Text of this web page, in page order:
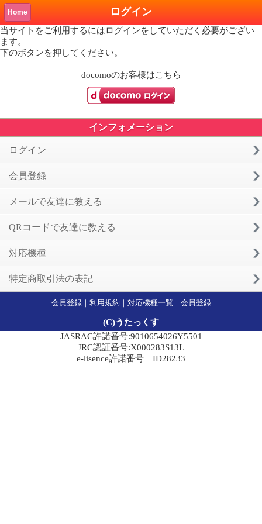
Home ログイン
当サイトをご利用するにはログインをしていただく必要がござい
ます。
下のボタンを押してください。
docomoのお客様はこちら
インフォメーション
ログイン
会員登録
メールで友達に教える
QRコードで友達に教える
対応機種
特定商取引法の表記
会員登録｜ 利用規約 ｜ 対応機種一覧 ｜ 会員登録
(C)うたっくす
JASRAC許諾番号:9010654026Y5501
JRC認証番号:X000283S13L
e-lisence許諾番号 ID28233